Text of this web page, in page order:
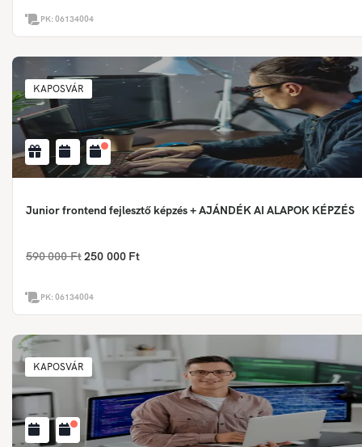
PK:06134004
KAPOSVÁR
Junior frontend fejlesztő képzés + AJÁNDÉK AI ALAPOK KÉPZÉS
590 000 Ft 250 000 Ft
PK:06134004
KAPOSVÁR